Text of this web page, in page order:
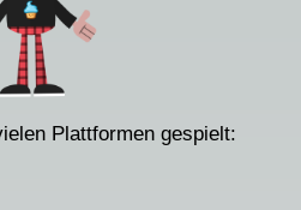
Plattformen gespielt: